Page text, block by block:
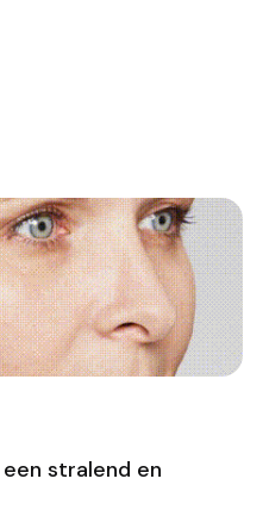
stralend en